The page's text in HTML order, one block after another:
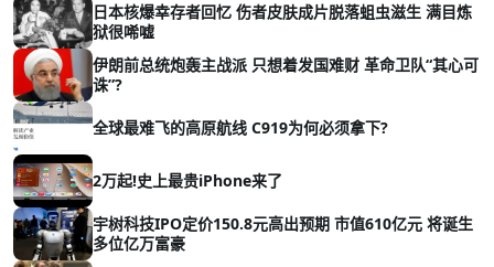
日本核爆幸存者回忆 伤者皮肤成片脱落蛆虫滋生 满目炼
狱很唏嘘
伊朗前总统炮轰主战派 只想着发国难财 革命卫队“其心可
诛”?
全球最难飞的高原航线 C919为何必须拿下?
2万起!史上最贵iPhone来了
宇树科技IPO定价150.8元高出预期 市值610亿元 将诞生
多位亿万富豪